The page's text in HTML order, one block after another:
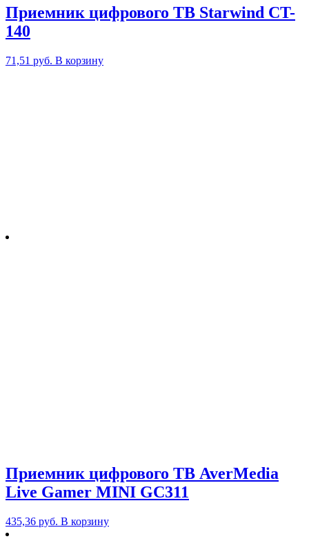
Приемник цифрового ТВ Starwind CT-
140
71,51 руб. В корзину
Приемник цифрового ТВ AverMedia
Live Gamer MINI GC311
435,36 руб. В корзину